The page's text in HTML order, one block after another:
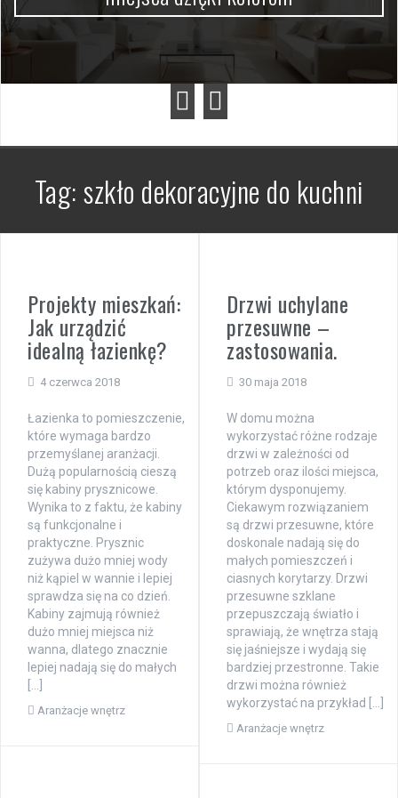
Tag:szkło dekoracyjne do kuchni
Projekty mieszkań:
Jak urządzić
idealną łazienkę?
4 czerwca 2018
Łazienka to pomieszczenie,
które wymaga bardzo
przemyślanej aranżacji.
Dużą popularnością cieszą
się kabiny prysznicowe.
Wynika to z faktu, że kabiny
są funkcjonalne i
praktyczne. Prysznic
zużywa dużo mniej wody
niż kąpiel w wannie i lepiej
sprawdza się na co dzień.
Kabiny zajmują również
dużo mniej miejsca niż
wanna, dlatego znacznie
lepiej nadają się do małych
Aranżacje wnętrz
Drzwi uchylane
przesuwne –
zastosowania.
30 maja 2018
W domu można
wykorzystać różne rodzaje
drzwi w zależności od
potrzeb oraz ilości miejsca,
którym dysponujemy.
Ciekawym rozwiązaniem
są drzwi przesuwne, które
doskonale nadają się do
małych pomieszczeń i
ciasnych korytarzy. Drzwi
przesuwne szklane
przepuszczają światło i
sprawiają, że wnętrza stają
się jaśniejsze i wydają się
bardziej przestronne. Takie
drzwi można również
wykorzystać na przykład […]
Aranżacje wnętrz